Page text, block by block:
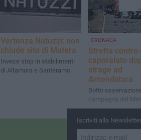
Vertenza Natuzzi: non
chiude sito di Matera
Invece stop in stabilimenti
di Altamura e Santeramo
CRONACA
Stretta contro
caporalato
strage ad
Amendolara
Sotto
campagna del
Iscriviti alla Newsletter